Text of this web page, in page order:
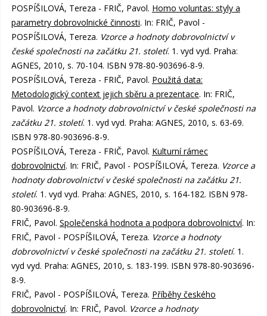
POSPÍŠILOVÁ, Tereza - FRIČ, Pavol. Homo voluntas: styly a
parametry dobrovolnické činnosti. In: FRIČ, Pavol -
POSPÍŠILOVÁ, Tereza. Vzorce a hodnoty dobrovolnictví v
české společnosti na začátku 21. století. 1. vyd vyd. Praha:
AGNES, 2010, s. 70-104. ISBN 978-80-903696-8-9.
POSPÍŠILOVÁ, Tereza - FRIČ, Pavol. Použitá data:
Metodologický context jejich sběru a prezentace. In: FRIČ,
Pavol. Vzorce a hodnoty dobrovolnictví v české společnosti na
začátku 21. století. 1. vyd vyd. Praha: AGNES, 2010, s. 63-69.
ISBN 978-80-903696-8-9.
POSPÍŠILOVÁ, Tereza - FRIČ, Pavol. Kulturní rámec
dobrovolnictví. In: FRIČ, Pavol - POSPÍŠILOVÁ, Tereza. Vzorce a
hodnoty dobrovolnictví v české společnosti na začátku 21.
století. 1. vyd vyd. Praha: AGNES, 2010, s. 164-182. ISBN 978-
80-903696-8-9.
FRIČ, Pavol. Společenská hodnota a podpora dobrovolnictví. In:
FRIČ, Pavol - POSPÍŠILOVÁ, Tereza. Vzorce a hodnoty
dobrovolnictví v české společnosti na začátku 21. století. 1.
vyd vyd. Praha: AGNES, 2010, s. 183-199. ISBN 978-80-903696-
8-9.
FRIČ, Pavol - POSPÍŠILOVÁ, Tereza. Příběhy českého
dobrovolnictví. In: FRIČ, Pavol. Vzorce a hodnoty